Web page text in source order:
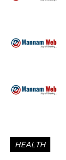
HEALTH